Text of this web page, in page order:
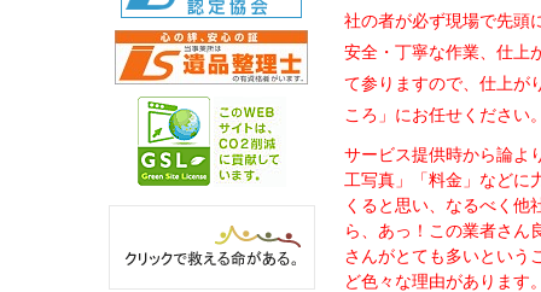
社の者が必ず現場で先頭
安全・丁寧な作業、仕上
て参りますので、仕上が
ころ」にお任せください
サービス提供時から論よ
工写真」「料金」などに
くると思い、なるべく他
ら、あっ！この業者さん
さんがとても多いという
ど色々な理由がありま